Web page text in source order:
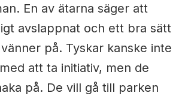
En av ätarna säger att
avslappnat och ett bra sätt
på. Tyskar kanske inte
att ta initiativ, men de
på. De vill gå till parken